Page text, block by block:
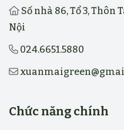
Số nhà 86, Tổ 3, Thôn
Nội
024.6651.5880
Chức năng chính